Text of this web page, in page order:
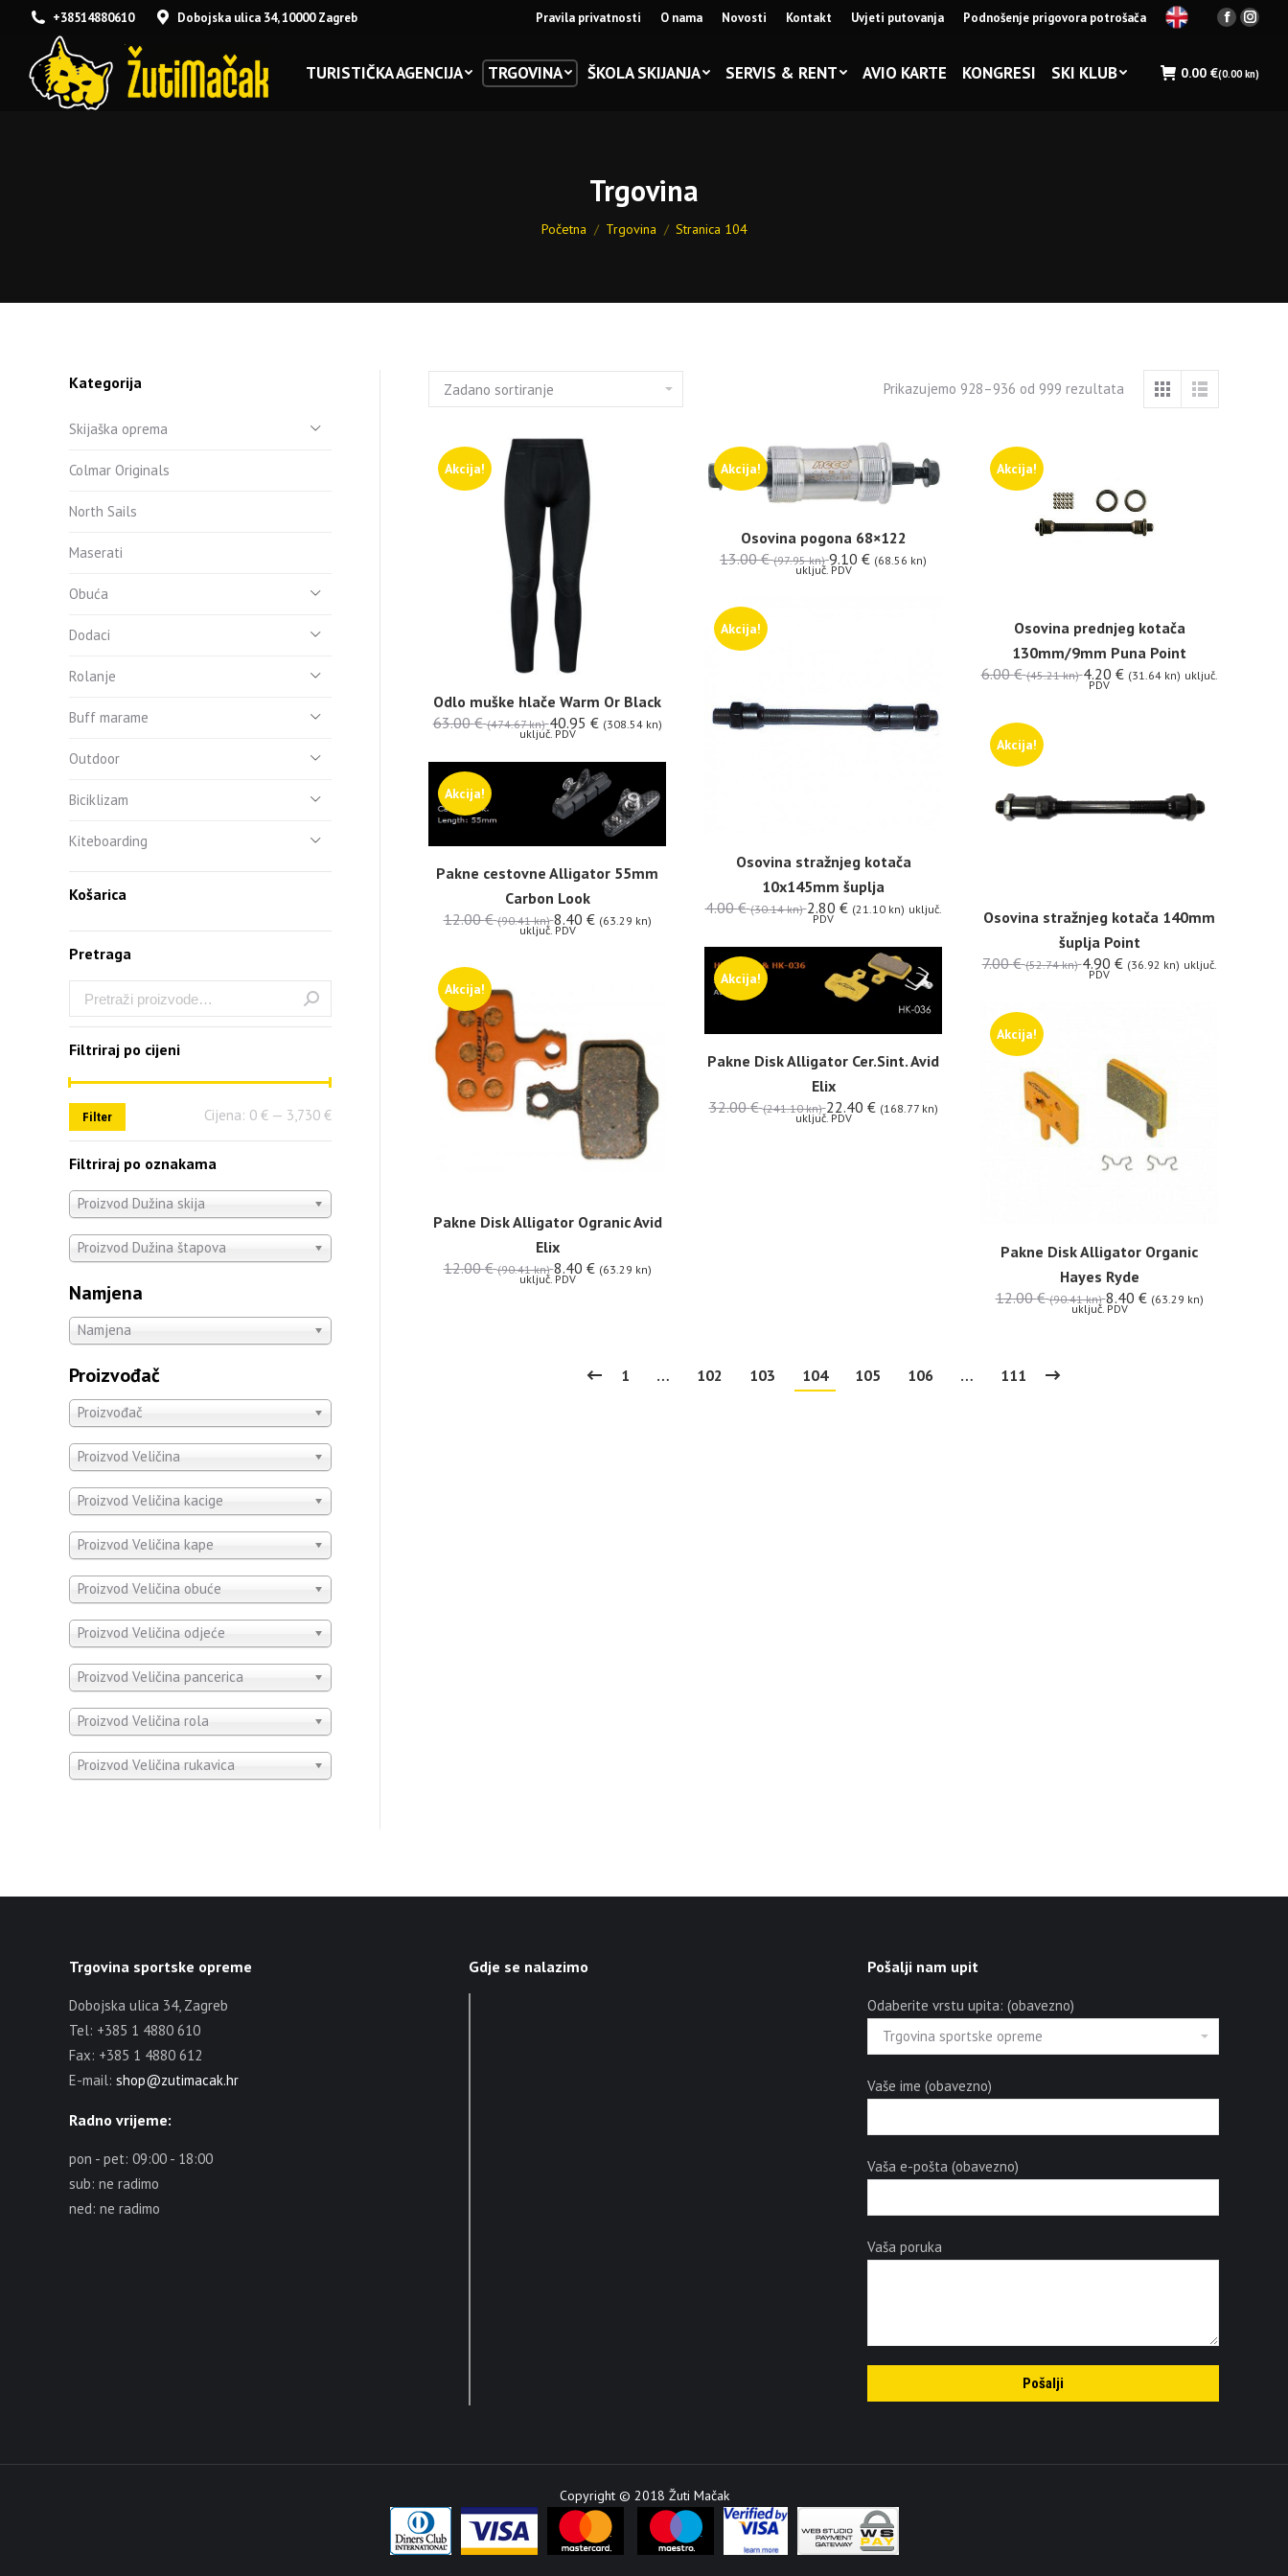
+38514880610 Dobojska ulica 34, 10000 Zagreb Pravila privatnosti O nama Novosti Kontakt Uvjeti putovanja Podnošenje prigovora potrošača
Facebook
in
in
TURISTIČKA AGENCIJA TRGOVINA ŠKOLA SKIJANJA SERVIS & RENT AVIO KARTE KONGRESI SKI KLUB 0.00 €(0.00 kn)
Trgovina
You are here:
Početna Trgovina Stranica 104
Prikazujemo 928–936 od 999 rezultata
Akcija!
Odlo muške hlače Warm Or Black
63.00€ (474.67 kn) 40.95 € (308.54 kn)
uključ. PDV
Akcija!
Osovina pogona 68×122
13.00€ (97.95 kn) 9.10 € (68.56 kn)
uključ. PDV
Akcija!
Osovina prednjeg kotača
130mm/9mm Puna Point
6.00€ (45.21 kn) 4.20 € (31.64 kn) uključ.
PDV
Akcija!
Osovina stražnjeg kotača
10x145mm šuplja
4.00€ (30.14 kn) 2.80 € (21.10 kn) uključ.
PDV
Akcija!
Osovina stražnjeg kotača 140mm
šuplja Point
7.00€ (52.74 kn) 4.90 € (36.92 kn) uključ.
PDV
Akcija!
Pakne cestovne Alligator 55mm
Carbon Look
12.00€ (90.41 kn) 8.40 € (63.29 kn)
uključ. PDV
Akcija!
Pakne Disk Alligator Cer.Sint. Avid
Elix
32.00€ (241.10 kn) 22.40 € (168.77 kn)
uključ. PDV
Akcija!
Pakne Disk Alligator Ogranic Avid
Elix
12.00€ (90.41 kn) 8.40 € (63.29 kn)
uključ. PDV
Akcija!
Pakne Disk Alligator Organic
Hayes Ryde
12.00€ (90.41 kn) 8.40 € (63.29 kn)
uključ. PDV
1 … 102 103 104 105 106 … 111
Kategorija
Skijaška oprema
Colmar Originals
North Sails
Maserati
Obuća
Dodaci
Rolanje
Buff marame
Outdoor
Biciklizam
Kiteboarding
Košarica
Pretraga
Filtriraj po cijeni
Filter Cijena: 0 € — 3,730 €
Filtriraj po oznakama
Proizvod Dužina skija
Proizvod Dužina štapova
Namjena
Namjena
Proizvođač
Proizvođač
Proizvod Veličina
Proizvod Veličina kacige
Proizvod Veličina kape
Proizvod Veličina obuće
Proizvod Veličina odjeće
Proizvod Veličina pancerica
Proizvod Veličina rola
Proizvod Veličina rukavica
Trgovina sportske opreme
Dobojska ulica 34, Zagreb
Tel: +385 1 4880 610
Fax: +385 1 4880 612
E-mail: shop@zutimacak.hr
Radno vrijeme:
pon - pet: 09:00 - 18:00
sub: ne radimo
ned: ne radimo
Gdje se nalazimo Pošalji nam upit
Odaberite vrstu upita: (obavezno)
Vaše ime (obavezno)
Vaša e-pošta (obavezno)
Vaša poruka
Copyright © 2018 Žuti Mačak